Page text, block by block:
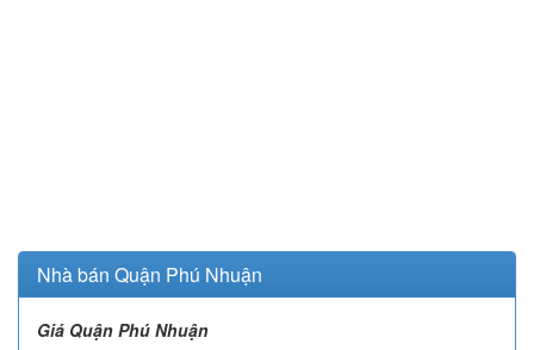
Nhà bán Quận Phú Nhuận
Giá Quận Phú Nhuận